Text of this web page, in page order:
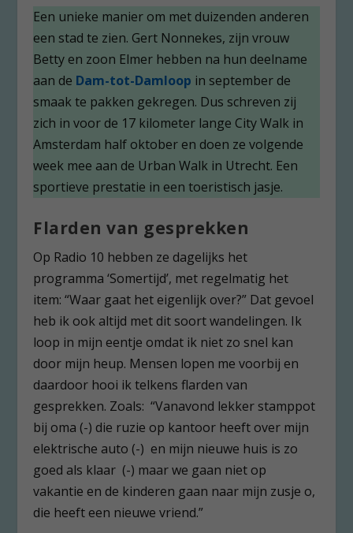
Een unieke manier om met duizenden anderen
een stad te zien. Gert Nonnekes, zijn vrouw
Betty en zoon Elmer hebben na hun deelname
aan de Dam-tot-Damloop in september de
smaak te pakken gekregen. Dus schreven zij
zich in voor de 17 kilometer lange City Walk in
Amsterdam half oktober en doen ze volgende
week mee aan de Urban Walk in Utrecht. Een
sportieve prestatie in een toeristisch jasje.
Flarden van gesprekken
Op Radio 10 hebben ze dagelijks het
programma ‘Somertijd’, met regelmatig het
item: “Waar gaat het eigenlijk over?” Dat gevoel
heb ik ook altijd met dit soort wandelingen. Ik
loop in mijn eentje omdat ik niet zo snel kan
door mijn heup. Mensen lopen me voorbij en
daardoor hooi ik telkens flarden van
gesprekken. Zoals: “Vanavond lekker stamppot
bij oma (-) die ruzie op kantoor heeft over mijn
elektrische auto (-) en mijn nieuwe huis is zo
goed als klaar (-) maar we gaan niet op
vakantie en de kinderen gaan naar mijn zusje o,
die heeft een nieuwe vriend.”